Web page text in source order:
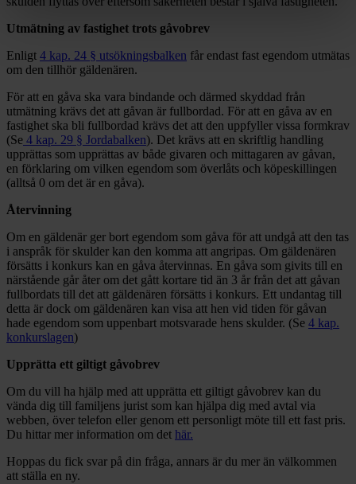
Utmätning av fastighet trots gåvobrev
Enligt 4 kap. 24 § utsökningsbalken får endast fast egendom utmätas
om den tillhör gäldenären.
För att en gåva ska vara bindande och därmed skyddad från
utmätning krävs det att gåvan är fullbordad. För att en gåva av en
fastighet ska bli fullbordad krävs det att den uppfyller vissa formkrav
(Se 4 kap. 29 § Jordabalken). Det krävs att en skriftlig handling
upprättas som upprättas av både givaren och mittagaren av gåvan,
en förklaring om vilken egendom som överlåts och köpeskillingen
(alltså 0 om det är en gåva).
Återvinning
Om en gäldenär ger bort egendom som gåva för att undgå att den tas
i anspråk för skulder kan den komma att angripas. Om gäldenären
försätts i konkurs kan en gåva återvinnas. En gåva som givits till en
närstående går åter om det gått kortare tid än 3 år från det att gåvan
fullbordats till det att gäldenären försätts i konkurs. Ett undantag till
detta är dock om gäldenären kan visa att hen vid tiden för gåvan
hade egendom som uppenbart motsvarade hens skulder. (Se 4 kap.
konkurslagen)
Upprätta ett giltigt gåvobrev
Om du vill ha hjälp med att upprätta ett giltigt gåvobrev kan du
vända dig till familjens jurist som kan hjälpa dig med avtal via
webben, över telefon eller genom ett personligt möte till ett fast pris.
Du hittar mer information om det här.
Hoppas du fick svar på din fråga, annars är du mer än välkommen
att ställa en ny.